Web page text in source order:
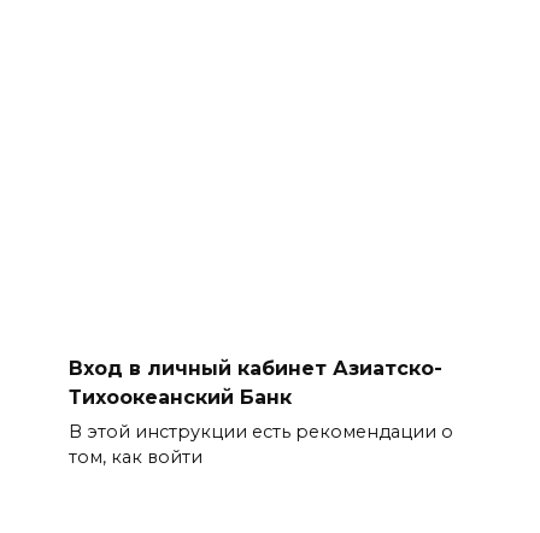
Вход в личный кабинет Азиатско-
Тихоокеанский Банк
В этой инструкции есть рекомендации о
том, как войти